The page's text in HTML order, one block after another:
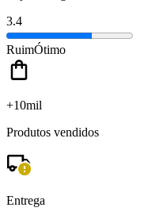
3.4
RuimÓtimo
+10mil
Produtos vendidos
Entrega